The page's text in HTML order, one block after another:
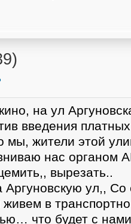
)
на ул
введения
мы, жители этой
нас органом
вырезать..
ул,, Со
в
что будет с